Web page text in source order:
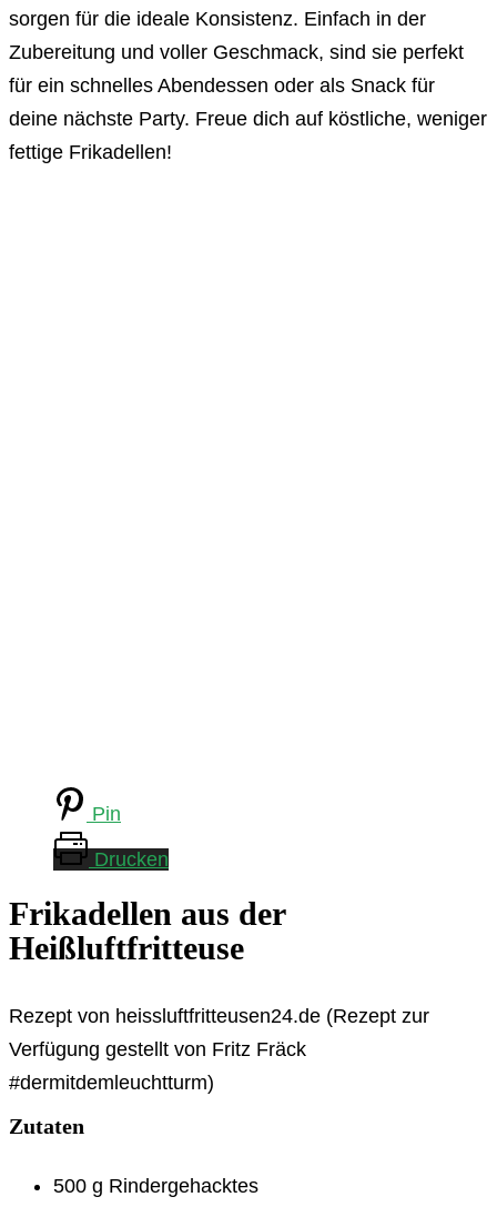
sorgen für die ideale Konsistenz. Einfach in der
Zubereitung und voller Geschmack, sind sie perfekt
für ein schnelles Abendessen oder als Snack für
deine nächste Party. Freue dich auf köstliche, weniger
fettige Frikadellen!
Pin
Drucken
Frikadellen aus der
Heißluftfritteuse
Rezept von heissluftfritteusen24.de (Rezept zur
Verfügung gestellt von Fritz Fräck
#dermitdemleuchtturm)
Zutaten
500 g Rindergehacktes